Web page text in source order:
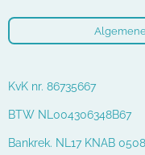
KvK nr. 86735667
BTW NL004306348B67
Bankrek. NL17 KNAB